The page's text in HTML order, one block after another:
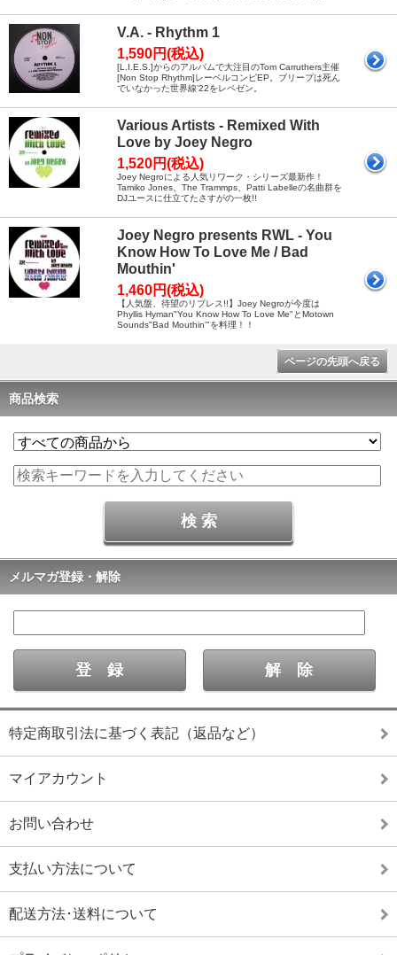
V.A. - Rhythm 1
1,590円(税込)
[L.I.E.S.]からのアルバムで大注目のTom Carruthers主催
[Non Stop Rhythm]レーベルコンピEP。ブリープは死ん
でいなかった世界線’22をレペゼン。
Various Artists - Remixed With
Love by Joey Negro
1,520円(税込)
Joey Negroによる人気リワーク・シリーズ最新作！
Tamiko Jones、The Trammps、Patti Labelleの名曲群を
DJユースに仕立てたさすがの一枚!!
Joey Negro presents RWL - You
Know How To Love Me / Bad
Mouthin'
1,460円(税込)
【人気盤、待望のリプレス!!】Joey Negroが今度は
Phyllis Hyman"You Know How To Love Me"とMotown
Sounds"Bad Mouthin'"を料理！！
ページの先頭へ戻る
商品検索
メルマガ登録・解除
特定商取引法に基づく表記（返品など）
マイアカウント
お問い合わせ
支払い方法について
配送方法･送料について